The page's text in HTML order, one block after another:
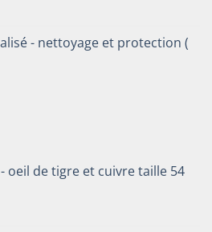
- nettoyage et protection (
oeil de tigre et cuivre taille 54